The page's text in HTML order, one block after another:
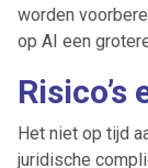
worden
op AI een
Risico’s
Het niet op tijd
juridische